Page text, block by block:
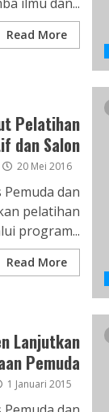
Read More
Pelatihan
dan Salon
20 Mei 2016
dan
pelatihan
program...
Read More
Lanjutkan
Pemuda
1 Januari 2015